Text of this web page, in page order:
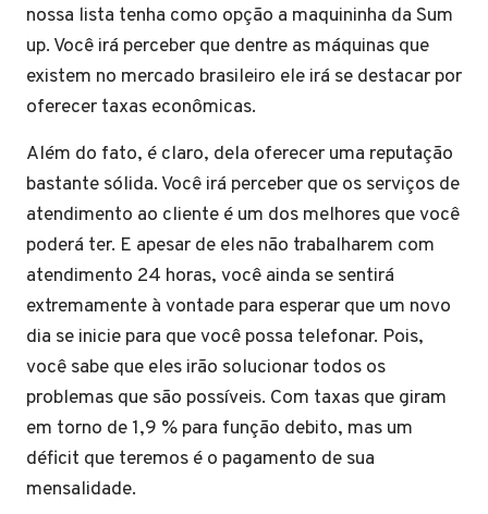
nossa lista tenha como opção a maquininha da Sum
up. Você irá perceber que dentre as máquinas que
existem no mercado brasileiro ele irá se destacar por
oferecer taxas econômicas.
Além do fato, é claro, dela oferecer uma reputação
bastante sólida. Você irá perceber que os serviços de
atendimento ao cliente é um dos melhores que você
poderá ter. E apesar de eles não trabalharem com
atendimento 24 horas, você ainda se sentirá
extremamente à vontade para esperar que um novo
dia se inicie para que você possa telefonar. Pois,
você sabe que eles irão solucionar todos os
problemas que são possíveis. Com taxas que giram
em torno de 1,9 % para função debito, mas um
déficit que teremos é o pagamento de sua
mensalidade.